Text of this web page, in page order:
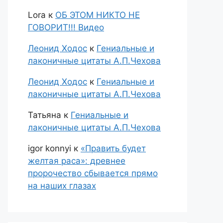
Lora к ОБ ЭТОМ НИКТО НЕ
ГОВОРИТ!!! Видео
Леонид Ходос к Гениальные и
лаконичные цитаты А.П.Чехова
Леонид Ходос к Гениальные и
лаконичные цитаты А.П.Чехова
Татьяна к Гениальные и
лаконичные цитаты А.П.Чехова
igor konnyi к «Править будет
желтая раса»: древнее
пророчество сбывается прямо
на наших глазах